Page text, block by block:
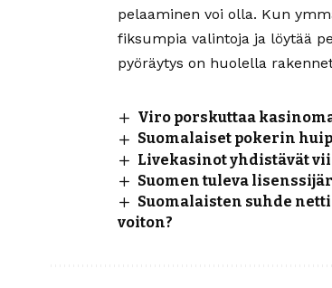
pelaaminen voi olla. Kun
fiksumpia valintoja ja löytää
pyöräytys on huolella
Viro porskuttaa
Suomalaiset pokerin
Livekasinot yhdistävät
Suomen tuleva
Suomalaisten suhde
voiton?